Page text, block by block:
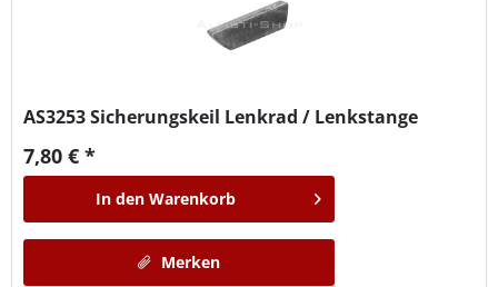
AS3253Sicherungskeil Lenkrad / Lenkstange
7,80 € *
In den Warenkorb
Merken